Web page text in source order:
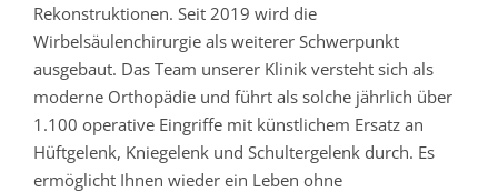
Rekonstruktionen. Seit 2019 wird die
Wirbelsäulenchirurgie als weiterer Schwerpunkt
ausgebaut. Das Team unserer Klinik versteht sich als
moderne Orthopädie und führt als solche jährlich über
1.100 operative Eingriffe mit künstlichem Ersatz an
Hüftgelenk, Kniegelenk und Schultergelenk durch. Es
ermöglicht Ihnen wieder ein Leben ohne